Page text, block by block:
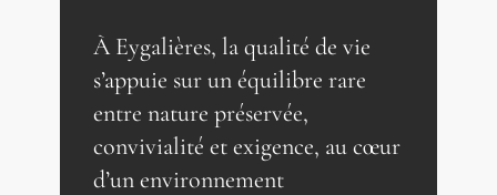
À Eygalières, la qualité de vie
s’appuie sur un équilibre rare
entre nature préservée,
convivialité et exigence, au cœur
d’un environnement